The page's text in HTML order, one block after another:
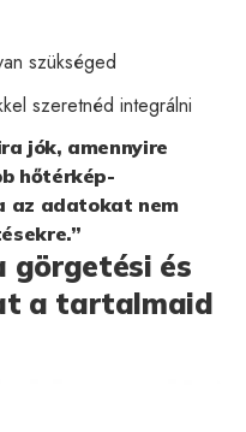
szükséged
szeretnéd integrálni
jók, amennyire
hőtérkép-
az adatokat nem
görgetési és
a tartalmaid